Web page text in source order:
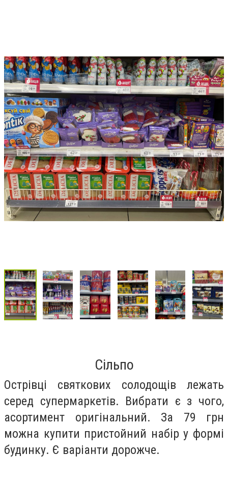
Сільпо
Острівці святкових солодощів лежать
серед супермаркетів. Вибрати є з чого,
асортимент оригінальний. За 79 грн
можна купити пристойний набір у формі
будинку. Є варіанти дорожче.